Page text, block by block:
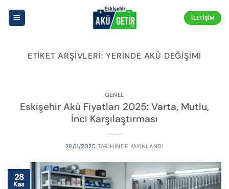
atla
İLETIŞIM
ETIKET ARŞIVLERI:YERINDE AKÜ DEĞIŞIMI
GENEL
Eskişehir Akü Fiyatları 2025: Varta, Mutlu,
İnci Karşılaştırması
28/11/2025 TARIHINDE YAYINLANDI
28
Kas